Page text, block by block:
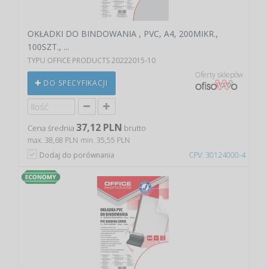
CPV: 30124000-4
OKŁADKI DO BINDOWANIA , PVC, A4, 200MIKR.,
100SZT., ...
TYPU OFFICE PRODUCTS 20222015-10
DO SPECYFIKACJI
Oferty sklepów
Cena średnia 37,12 PLN brutto
max. 38,68 PLN min. 35,55 PLN
Dodaj do porównania